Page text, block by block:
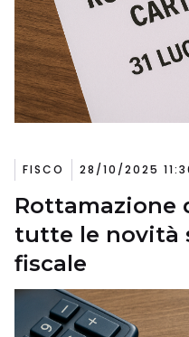
FISCO 28/10/2025
Rottamazione
tutte le novità
fiscale